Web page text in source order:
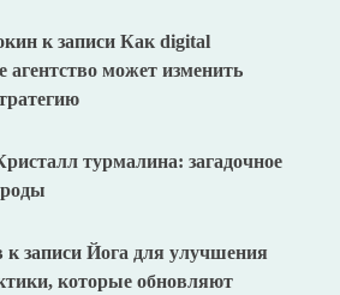
к записи Как digital
агентство может изменить
турмалина: загадочное
к записи Йога для улучшения
которые обновляют